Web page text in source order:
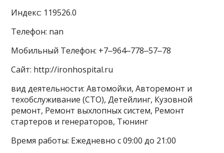
Индекс: 119526.0
Телефон: nan
Мобильный Телефон: +7‒964‒778‒57‒78
Сайт: http://ironhospital.ru
вид деятельности: Автомойки, Авторемонт и
техобслуживание (СТО), Детейлинг, Кузовной
ремонт, Ремонт выхлопных систем, Ремонт
стартеров и генераторов, Тюнинг
Время работы: Ежедневно с 09:00 до 21:00